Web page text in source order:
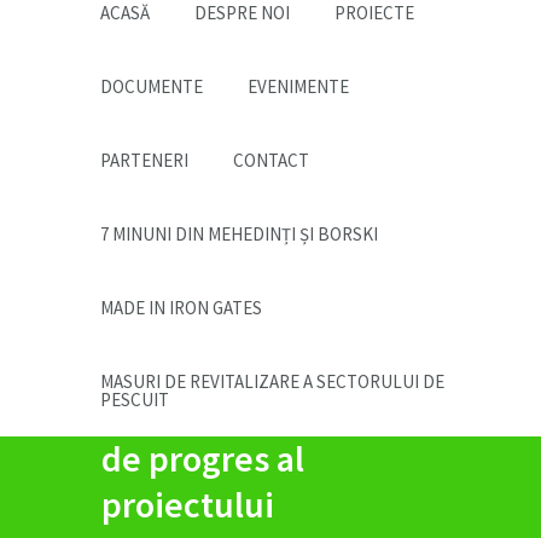
ACASĂ DESPRE NOI PROIECTE
DOCUMENTE EVENIMENTE
PARTENERI CONTACT
7 MINUNI DIN MEHEDINȚI ȘI BORSKI
MADE IN IRON GATES
MASURI DE REVITALIZARE A SECTORULUI DE
PESCUIT
Conferința de Presă
cu privire la stadiul
de progres al
proiectului